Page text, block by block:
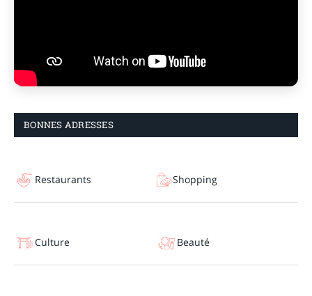
BONNES ADRESSES
Restaurants Shopping
Culture Beauté